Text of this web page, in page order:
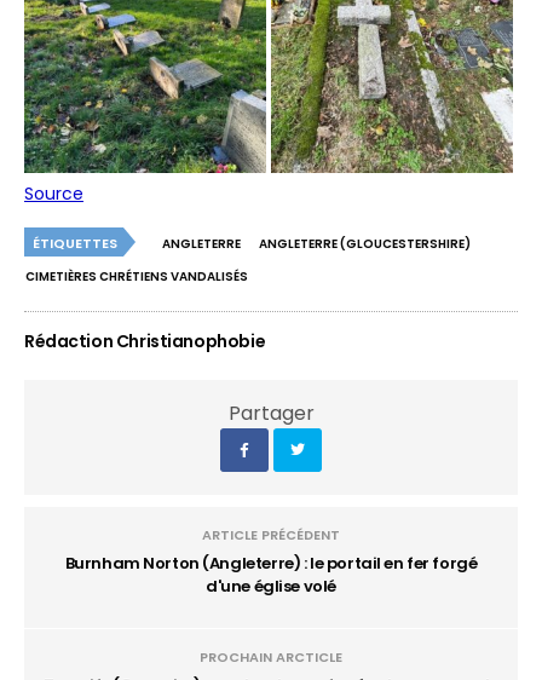
Source
ÉTIQUETTES ANGLETERRE
ANGLETERRE (GLOUCESTERSHIRE)
CIMETIÈRES CHRÉTIENS VANDALISÉS
Rédaction Christianophobie
Partager
ARTICLE PRÉCÉDENT
Burnham Norton (Angleterre) : le portail en fer forgé
d'une église volé
PROCHAIN ARCTICLE